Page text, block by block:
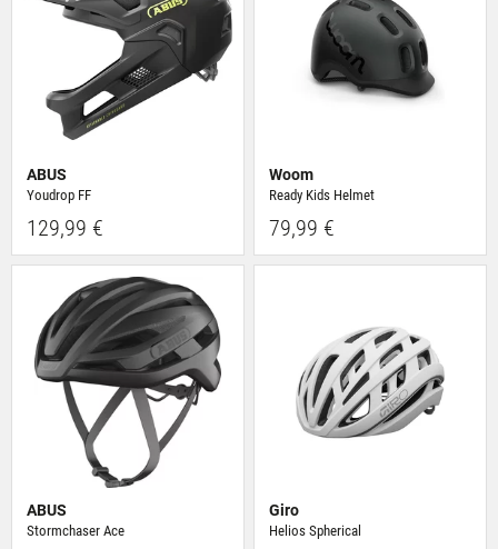
ABUS
Youdrop FF
129,99 €
Woom
Ready Kids Helmet
79,99 €
ABUS
Stormchaser Ace
Giro
Helios Spherical